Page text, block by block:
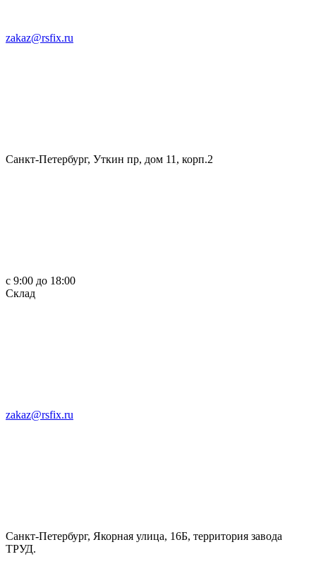
zakaz@rsfix.ru
Санкт-Петербург, Уткин пр, дом 11, корп.2
c 9:00 до 18:00
Склад
zakaz@rsfix.ru
Санкт-Петербург, Якорная улица, 16Б, территория завода
ТРУД.